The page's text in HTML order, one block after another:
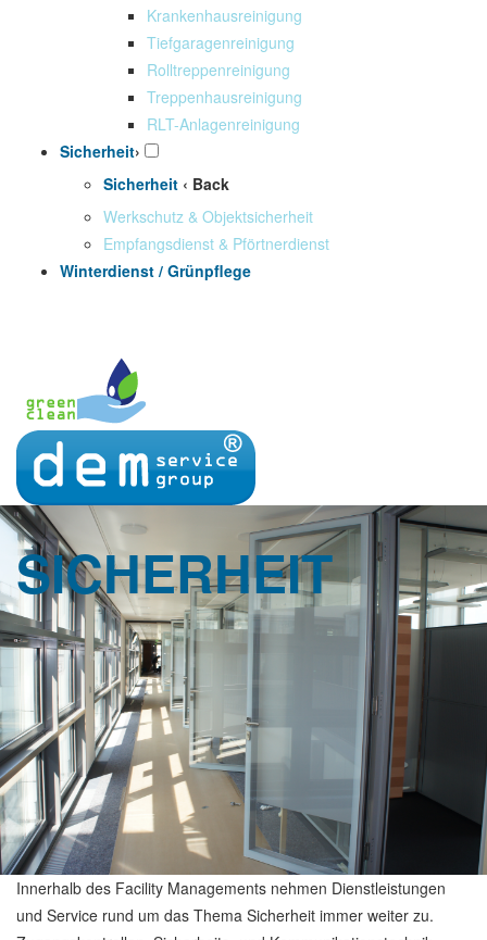
Krankenhausreinigung
Tiefgaragenreinigung
Rolltreppenreinigung
Treppenhausreinigung
RLT-Anlagenreinigung
Sicherheit›
Sicherheit ‹ Back
Werkschutz & Objektsicherheit
Empfangsdienst & Pförtnerdienst
Winterdienst / Grünpflege
SICHERHEIT
Innerhalb des Facility Managements nehmen Dienstleistungen
und Service rund um das Thema Sicherheit immer weiter zu.